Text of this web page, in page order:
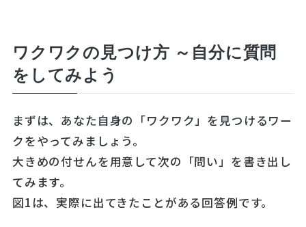
ワクワクの見つけ方 ～自分に質問
をしてみよう
まずは、あなた自身の「ワクワク」を見つけるワー
クをやってみましょう。
大きめの付せんを用意して次の「問い」を書き出し
てみます。
図1は、実際に出てきたことがある回答例です。